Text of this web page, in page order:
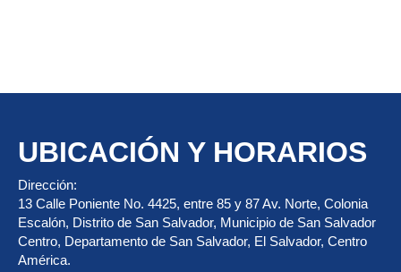
UBICACIÓN Y HORARIOS
Dirección:
13 Calle Poniente No. 4425, entre 85 y 87 Av. Norte, Colonia
Escalón, Distrito de San Salvador, Municipio de San Salvador
Centro, Departamento de San Salvador, El Salvador, Centro
América.